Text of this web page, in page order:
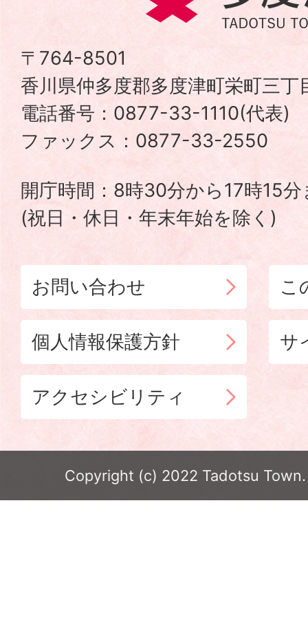
度
町
TADOTSU
TOWN
〒764-8501
香川県仲多度郡多度津町栄町三
電話番号：0877-33-1110(代表)
ファックス：0877-33-2550
開庁時間：8時30分から17時15分
(祝日・休日・年末年始を除く)
お問い合わせ こ
個人情報保護方針 サ
アクセシビリティ
Copyright (c) 2022 Tadotsu